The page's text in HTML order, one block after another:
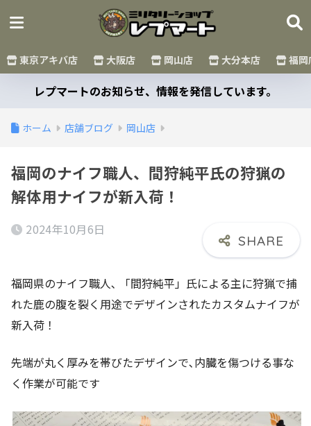
東京アキバ店 大阪店 岡山店 大分本店 福岡
レプマートのお知らせ、情報を発信しています。
ホーム 店舗ブログ 岡山店
福岡のナイフ職人、間狩純平氏の狩猟の
解体用ナイフが新入荷！
2024年10月6日
福岡県のナイフ職人､ 「間狩純平」氏による主に狩猟で捕
れた鹿の腹を裂く用途でデザインされたカスタムナイフが
新入荷！
先端が丸く厚みを帯びたデザインで､内臓を傷つける事な
く作業が可能です